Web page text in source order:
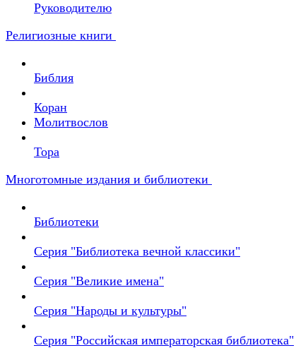
Руководителю
Религиозные книги
Библия
Коран
Молитвослов
Тора
Многотомные издания и библиотеки
Библиотеки
Серия "Библиотека вечной классики"
Серия "Великие имена"
Серия "Народы и культуры"
Серия "Российская императорская библиотека"